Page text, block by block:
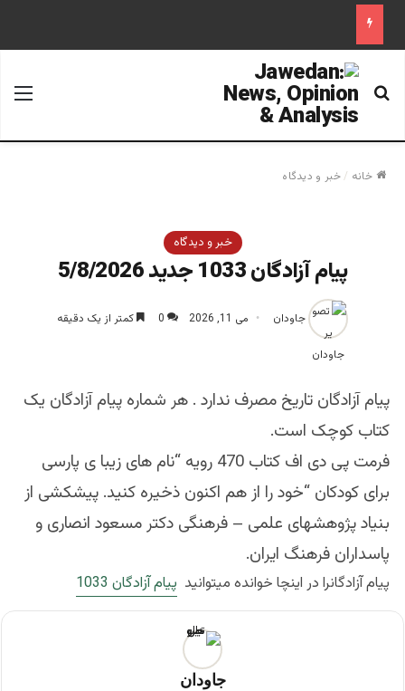
جستجو برای
خانه /خبر و دیدگاه
خبر و دیدگاه
پیام آزادگان 1033 جدید 5/8/2026
جاودان می 11, 2026 0 کمتر از یک دقیقه
پیام آزادگان تاریخ مصرف ندارد . هر شماره پیام آزادگان یک
کتاب کوچک است.
فرمت پی دی اف کتاب 470 رویه “نام های زیبا ی پارسی
برای کودکان “خود را از هم اکنون ذخیره کنید. پیشکشی از
بنیاد پژوهشهای علمی – فرهنگی دکتر مسعود انصاری و
پاسداران فرهنگ ایران.
پیام آزادگانرا در اینچا خوانده میتوانید پیام آزادگان 1033
جاودان